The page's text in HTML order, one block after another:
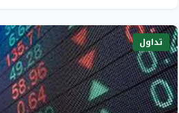
تداول